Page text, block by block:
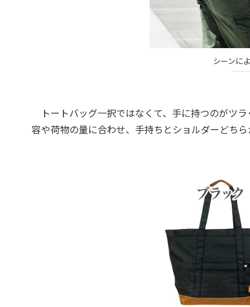
シーンに
トートバッグ一択ではなくて、手に持つのがツ
容や荷物の量に合わせ、手持ちとショルダーどち